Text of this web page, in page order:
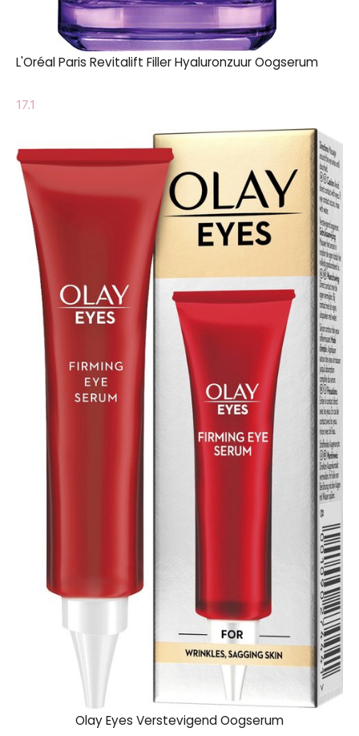
L'Oréal Paris Revitalift Filler Hyaluronzuur Oogserum
17.1
Olay Eyes Verstevigend Oogserum